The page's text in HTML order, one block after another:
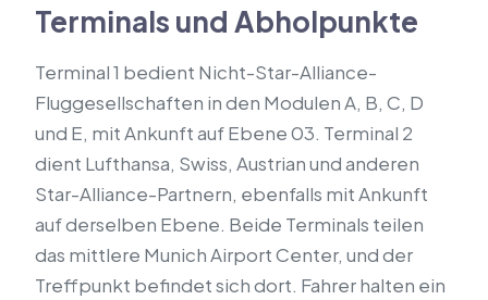
Terminals und Abholpunkte
Terminal 1 bedient Nicht-Star-Alliance-
Fluggesellschaften in den Modulen A, B, C, D
und E, mit Ankunft auf Ebene 03. Terminal 2
dient Lufthansa, Swiss, Austrian und anderen
Star-Alliance-Partnern, ebenfalls mit Ankunft
auf derselben Ebene. Beide Terminals teilen
das mittlere Munich Airport Center, und der
Treffpunkt befindet sich dort. Fahrer halten ein